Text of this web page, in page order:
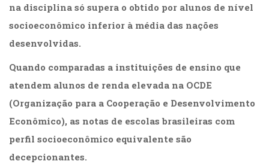
Crescimento
Interior
Criatividade
(14)
Culinária,
Alimentação
(14)
Economia,
Negócios
(31)
Educação
na disciplina só supera o obtido por alunos de nível
socioeconômico inferior à média das nações
desenvolvidas.
Quando comparadas a instituições de ensino que
atendem alunos de renda elevada na OCDE
(Organização para a Cooperação e Desenvolvimento
Econômico), as notas de escolas brasileiras com
perfil socioeconômico equivalente são
decepcionantes.